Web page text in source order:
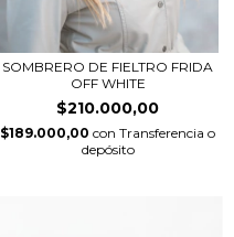
SOMBRERO DE FIELTRO FRIDA
OFF WHITE
$210.000,00
$189.000,00 con Transferencia o
depósito